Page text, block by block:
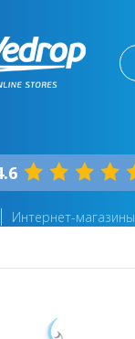
Интернет-магазины